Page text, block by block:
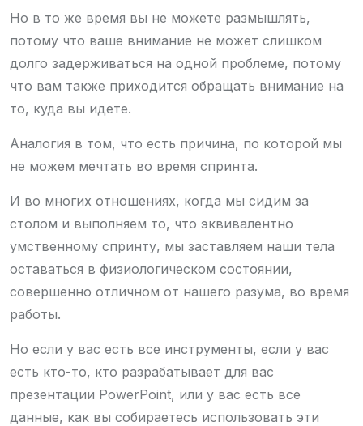
Но в то же время вы не можете размышлять,
потому что ваше внимание не может слишком
долго задерживаться на одной проблеме, потому
что вам также приходится обращать внимание на
то, куда вы идете.
Аналогия в том, что есть причина, по которой мы
не можем мечтать во время спринта.
И во многих отношениях, когда мы сидим за
столом и выполняем то, что эквивалентно
умственному спринту, мы заставляем наши тела
оставаться в физиологическом состоянии,
совершенно отличном от нашего разума, во время
работы.
Но если у вас есть все инструменты, если у вас
есть кто-то, кто разрабатывает для вас
презентации PowerPoint, или у вас есть все
данные, как вы собираетесь использовать эти